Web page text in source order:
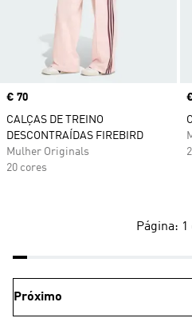
Price
€ 70
CALÇAS DE TREINO
DESCONTRAÍDAS FIREBIRD
Mulher Originals
20 cores
Página: 1
Próximo